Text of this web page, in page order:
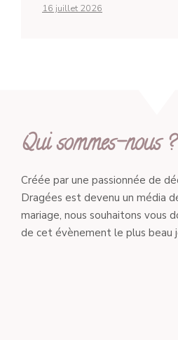
16 juillet 2026
Qui sommes-nous ?
Créée par une passionnée de
Dragées est devenu un média
mariage, nous souhaitons vous
de cet évènement le plus beau